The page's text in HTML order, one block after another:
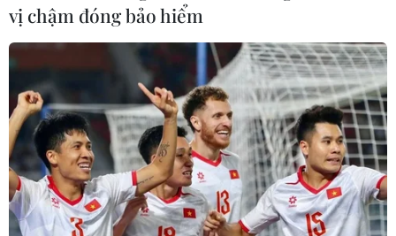
#Giáo sư Nguyễn Thanh Long
#bệnh nhân COVID-19
#Trực cấp cứu
#y bác sỹ trực Tết
#Bệnh viện Hữu nghị Việt Đức
#Bệnh viện Nhi Trung ương
vị chậm đóng bảo hiểm